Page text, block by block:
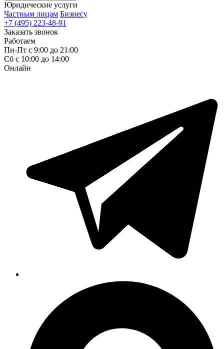
Юридические услуги
Частным лицам Бизнесу
+7 (495) 223-48-91
Заказать звонок
Работаем
Пн-Пт с 9:00 до 21:00
Сб с 10:00 до 14:00
Онлайн